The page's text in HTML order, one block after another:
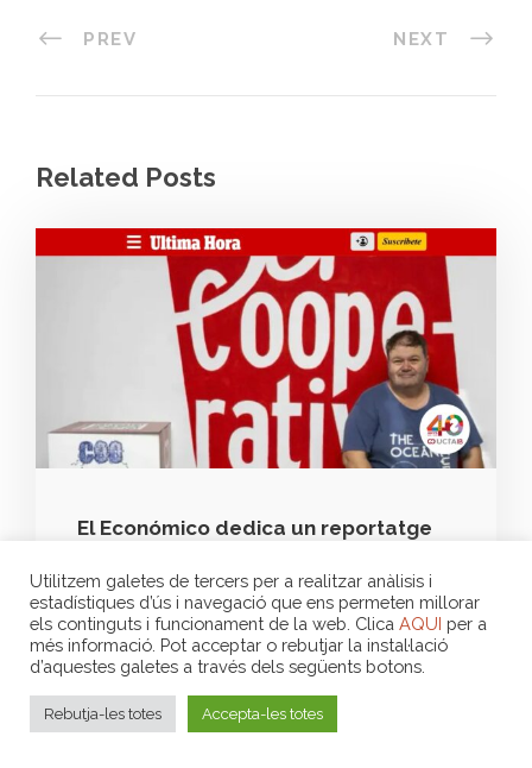
PREV NEXT
Related Posts
El Económico dedica un reportatge
del cooperativisme de treball
associat
Utilitzem galetes de tercers per a realitzar anàlisis i
estadístiques d’ús i navegació que ens permeten millorar
els continguts i funcionament de la web. Clica AQUI per a
més informació. Pot acceptar o rebutjar la instal·lació
d’aquestes galetes a través dels següents botons.
Rebutja-les totes Accepta-les totes